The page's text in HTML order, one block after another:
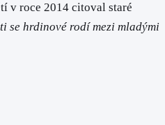
v roce 2014 citoval staré
se hrdinové rodí mezi mladými